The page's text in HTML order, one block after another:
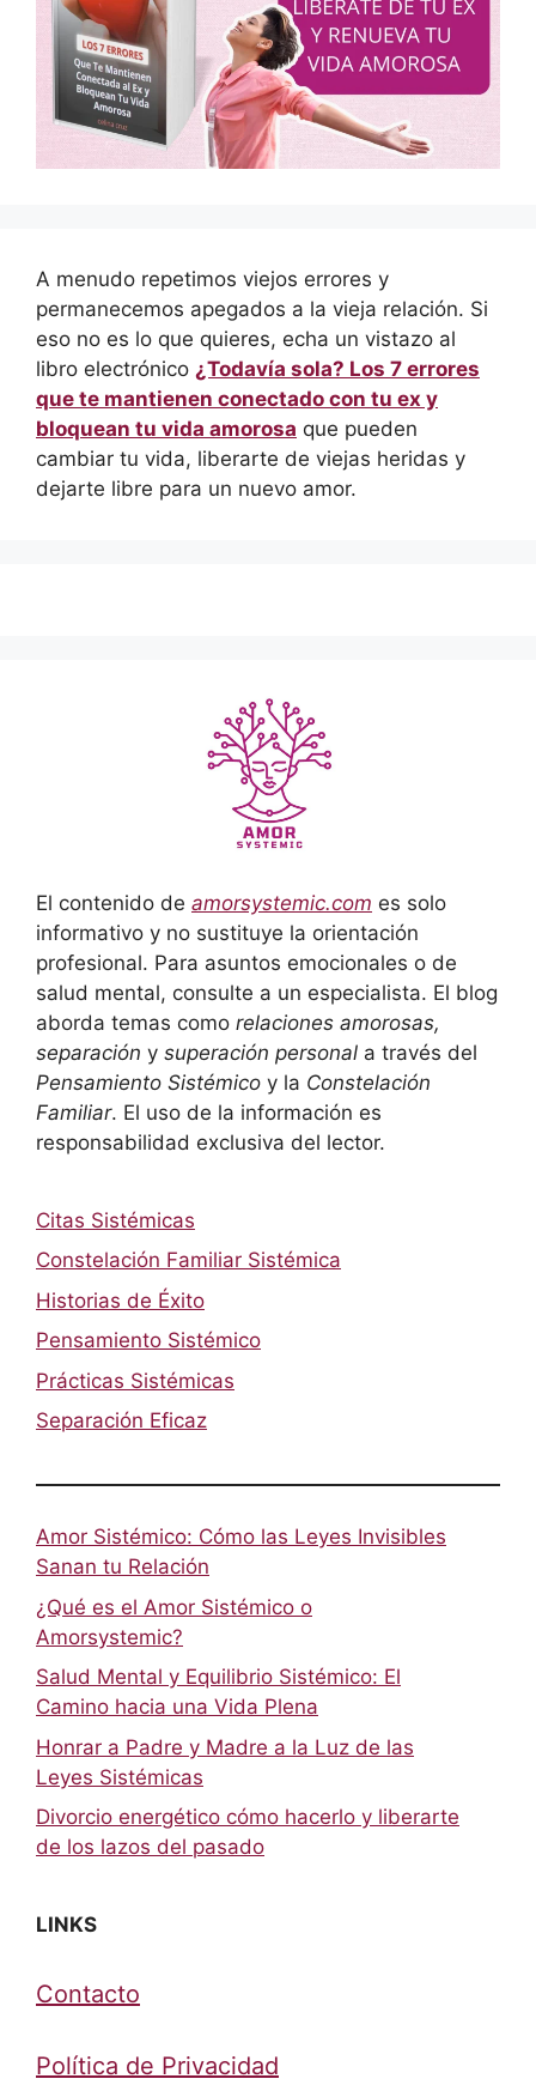
A menudo repetimos viejos errores y
permanecemos apegados a la vieja relación. Si
eso no es lo que quieres, echa un vistazo al
libro electrónico ¿Todavía sola? Los 7 errores
que te mantienen conectado con tu ex y
bloquean tu vida amorosa que pueden
cambiar tu vida, liberarte de viejas heridas y
dejarte libre para un nuevo amor.
El contenido de amorsystemic.com es solo
informativo y no sustituye la orientación
profesional. Para asuntos emocionales o de
salud mental, consulte a un especialista. El blog
aborda temas como relaciones amorosas,
separación y superación personal a través del
Pensamiento Sistémico y la Constelación
Familiar. El uso de la información es
responsabilidad exclusiva del lector.
Citas Sistémicas
Constelación Familiar Sistémica
Historias de Éxito
Pensamiento Sistémico
Prácticas Sistémicas
Separación Eficaz
Amor Sistémico: Cómo las Leyes Invisibles
Sanan tu Relación
¿Qué es el Amor Sistémico o
Amorsystemic?
Salud Mental y Equilibrio Sistémico: El
Camino hacia una Vida Plena
Honrar a Padre y Madre a la Luz de las
Leyes Sistémicas
Divorcio energético cómo hacerlo y liberarte
de los lazos del pasado
LINKS
Contacto
Política de Privacidad